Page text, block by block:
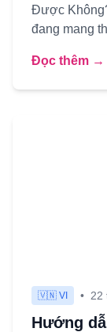
Được
đang mang
Đọc thêm →
🇻🇳 VI • 22
Hướng